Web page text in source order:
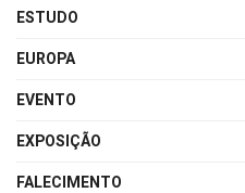
ESTUDO
EUROPA
EVENTO
EXPOSIÇÃO
FALECIMENTO